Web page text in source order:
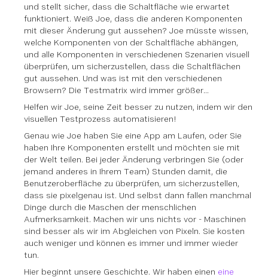
und stellt sicher, dass die Schaltfläche wie erwartet
funktioniert. Weiß Joe, dass die anderen Komponenten
mit dieser Änderung gut aussehen? Joe müsste wissen,
welche Komponenten von der Schaltfläche abhängen,
und alle Komponenten in verschiedenen Szenarien visuell
überprüfen, um sicherzustellen, dass die Schaltflächen
gut aussehen. Und was ist mit den verschiedenen
Browsern? Die Testmatrix wird immer größer...
Helfen wir Joe, seine Zeit besser zu nutzen, indem wir den
visuellen Testprozess automatisieren!
Genau wie Joe haben Sie eine App am Laufen, oder Sie
haben Ihre Komponenten erstellt und möchten sie mit
der Welt teilen. Bei jeder Änderung verbringen Sie (oder
jemand anderes in Ihrem Team) Stunden damit, die
Benutzeroberfläche zu überprüfen, um sicherzustellen,
dass sie pixelgenau ist. Und selbst dann fallen manchmal
Dinge durch die Maschen der menschlichen
Aufmerksamkeit. Machen wir uns nichts vor - Maschinen
sind besser als wir im Abgleichen von Pixeln. Sie kosten
auch weniger und können es immer und immer wieder
tun.
Hier beginnt unsere Geschichte. Wir haben einen eine